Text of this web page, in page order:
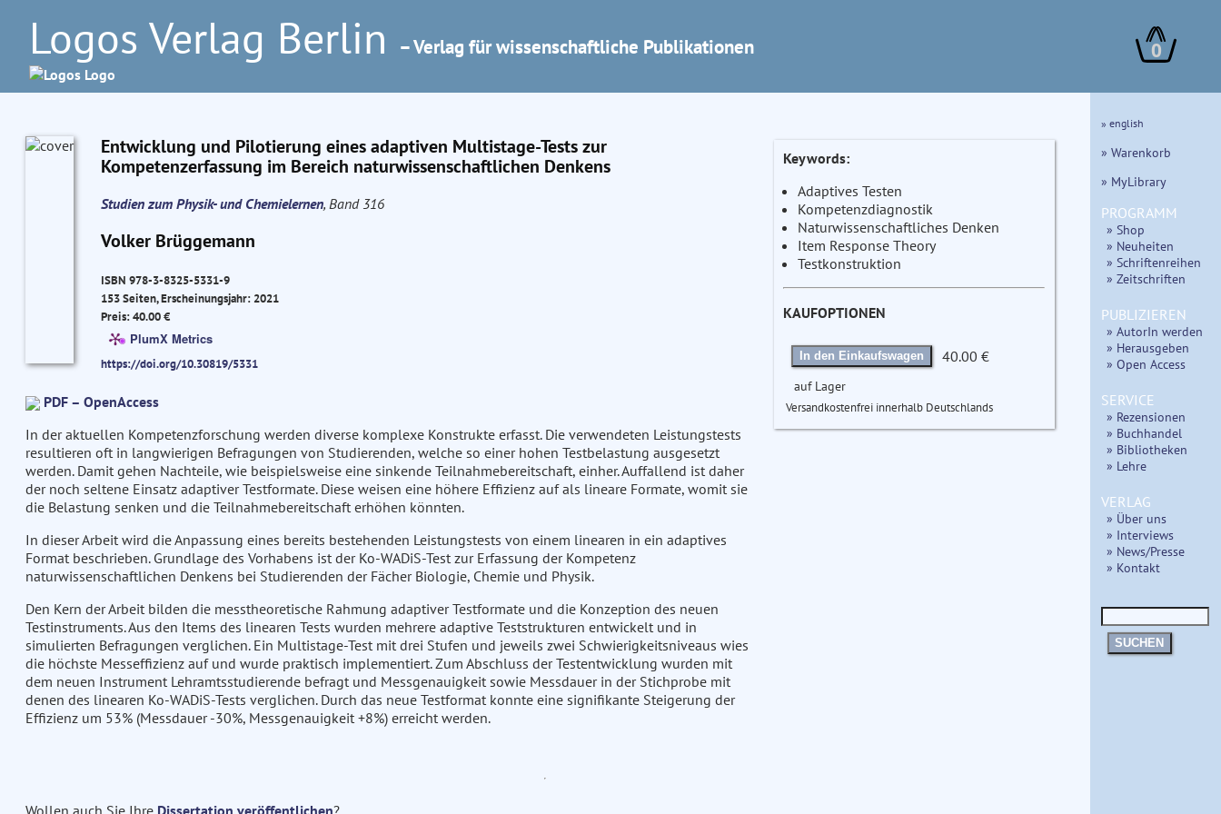
Logos Verlag Berlin – Verlag für wissenschaftliche Publikationen 0
Entwicklung und Pilotierung eines adaptiven Multistage-Tests zur
Kompetenzerfassung im Bereich naturwissenschaftlichen Denkens
Studien zum Physik- und Chemielernen, Band 316
Volker Brüggemann
ISBN 978-3-8325-5331-9
153 Seiten, Erscheinungsjahr: 2021
Preis: 40.00 €
PlumX Metrics
https://doi.org/10.30819/5331
PDF – OpenAccess
In der aktuellen Kompetenzforschung werden diverse komplexe Konstrukte erfasst. Die verwendeten Leistungstests
resultieren oft in langwierigen Befragungen von Studierenden, welche so einer hohen Testbelastung ausgesetzt
werden. Damit gehen Nachteile, wie beispielsweise eine sinkende Teilnahmebereitschaft, einher. Auffallend ist daher
der noch seltene Einsatz adaptiver Testformate. Diese weisen eine höhere Effizienz auf als lineare Formate, womit sie
die Belastung senken und die Teilnahmebereitschaft erhöhen könnten.
In dieser Arbeit wird die Anpassung eines bereits bestehenden Leistungstests von einem linearen in ein adaptives
Format beschrieben. Grundlage des Vorhabens ist der Ko-WADiS-Test zur Erfassung der Kompetenz
naturwissenschaftlichen Denkens bei Studierenden der Fächer Biologie, Chemie und Physik.
Den Kern der Arbeit bilden die messtheoretische Rahmung adaptiver Testformate und die Konzeption des neuen
Testinstruments. Aus den Items des linearen Tests wurden mehrere adaptive Teststrukturen entwickelt und in
simulierten Befragungen verglichen. Ein Multistage-Test mit drei Stufen und jeweils zwei Schwierigkeitsniveaus wies
die höchste Messeffizienz auf und wurde praktisch implementiert. Zum Abschluss der Testentwicklung wurden mit
dem neuen Instrument Lehramtsstudierende befragt und Messgenauigkeit sowie Messdauer in der Stichprobe mit
denen des linearen Ko-WADiS-Tests verglichen. Durch das neue Testformat konnte eine signifikante Steigerung der
Effizienz um 53% (Messdauer -30%, Messgenauigkeit +8%) erreicht werden.
Keywords:
Adaptives Testen
Kompetenzdiagnostik
Naturwissenschaftliches Denken
Item Response Theory
Testkonstruktion
KAUFOPTIONEN
In den Einkaufswagen 40.00 €
auf Lager
Versandkostenfrei innerhalb Deutschlands
» english
» Warenkorb
» MyLibrary
PROGRAMM
» Shop
» Neuheiten
» Schriftenreihen
» Zeitschriften
PUBLIZIEREN
» AutorIn werden
» Herausgeben
» Open Access
SERVICE
» Rezensionen
» Buchhandel
» Bibliotheken
» Lehre
VERLAG
» Über uns
» Interviews
» News/Presse
» Kontakt
SUCHEN